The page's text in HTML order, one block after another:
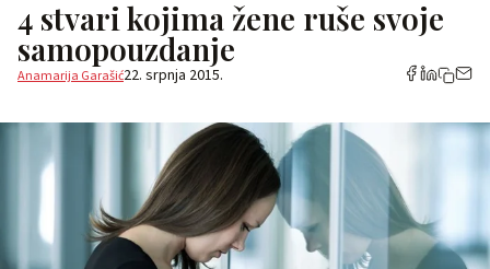
4 stvari kojima žene ruše svoje
samopouzdanje
Anamarija Garašić22. srpnja 2015.